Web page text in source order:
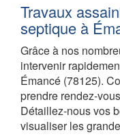
Travaux
septique à
Grâce à nos
intervenir
Émancé (78125).
prendre rendez-
Détaillez-nous vos
visualiser les